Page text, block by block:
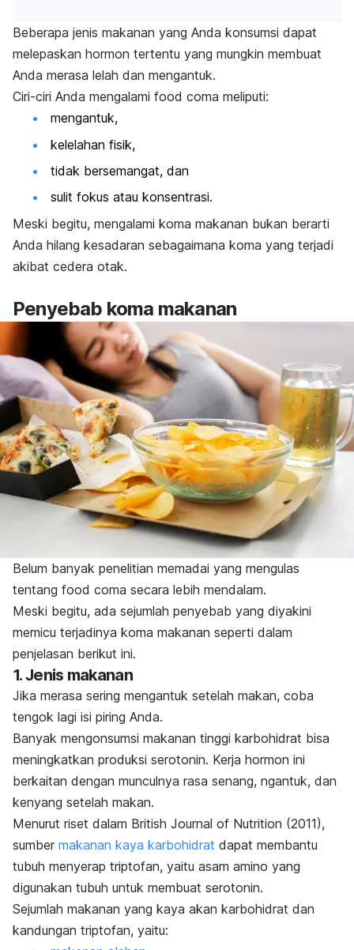
Beberapa jenis makanan yang Anda konsumsi dapat
melepaskan hormon tertentu yang mungkin membuat
Anda merasa lelah dan mengantuk.
Ciri-ciri Anda mengalami food coma meliputi:
mengantuk,
kelelahan fisik,
tidak bersemangat, dan
sulit fokus atau konsentrasi.
Meski begitu, mengalami koma makanan bukan berarti
Anda hilang kesadaran sebagaimana koma yang terjadi
akibat cedera otak.
Penyebab koma makanan
Belum banyak penelitian memadai yang mengulas
tentang food coma secara lebih mendalam.
Meski begitu, ada sejumlah penyebab yang diyakini
memicu terjadinya koma makanan seperti dalam
penjelasan berikut ini.
1. Jenis makanan
Jika merasa sering mengantuk setelah makan, coba
tengok lagi isi piring Anda.
Banyak mengonsumsi makanan tinggi karbohidrat bisa
meningkatkan produksi serotonin. Kerja hormon ini
berkaitan dengan munculnya rasa senang, ngantuk, dan
kenyang setelah makan.
Menurut riset dalam British Journal of Nutrition (2011),
sumber makanan kaya karbohidrat dapat membantu
tubuh menyerap triptofan, yaitu asam amino yang
digunakan tubuh untuk membuat serotonin.
Sejumlah makanan yang kaya akan karbohidrat dan
kandungan triptofan, yaitu: